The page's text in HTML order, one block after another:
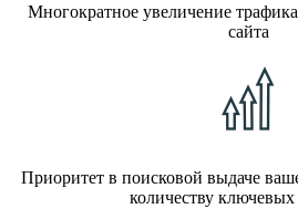
Многократное увеличение
сайта
Приоритет в поисковой выдаче
количеству ключевых